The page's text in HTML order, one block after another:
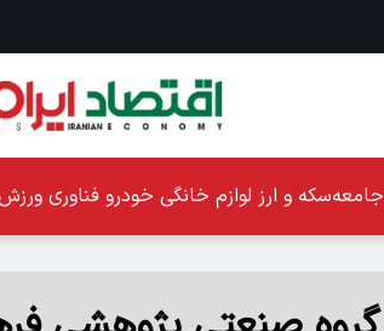
جامعهسکه و ارز لوازم خانگی خودرو فناوری